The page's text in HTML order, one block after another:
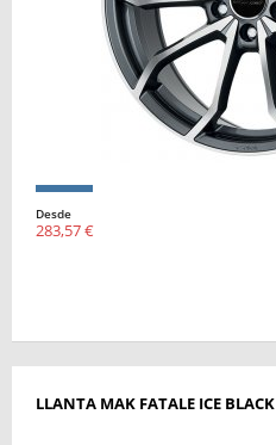
Desde
283,57 €
LLANTA MAK FATALE ICE BLACK